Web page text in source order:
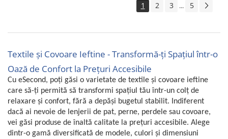
1 2 3 ... 5
Textile și Covoare Ieftine - Transformă-ți Spațiul într-o
Oază de Confort la Prețuri Accesibile
Cu eSecond, poți găsi o varietate de textile și covoare ieftine
care să-ți permită să transformi spațiul tău într-un colț de
relaxare și confort, fără a depăși bugetul stabilit. Indiferent
dacă ai nevoie de lenjerii de pat, perne, perdele sau covoare,
vei găsi produse de înaltă calitate la prețuri accesibile. Alege
dintr-o gamă diversificată de modele, culori și dimensiuni